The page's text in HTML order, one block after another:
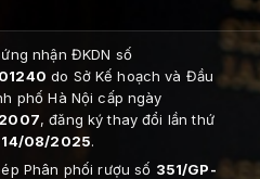
nhận ĐKDN số
do Sở Kế hoạch và Đầu
phố Hà Nội cấp ngày
, đăng ký thay đổi lần thứ
14/08/2025.
Phân phối rượu số 351/GP-